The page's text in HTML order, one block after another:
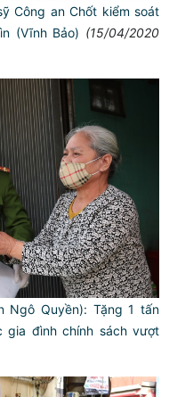
Công an Chốt kiểm soát
(Vĩnh Bảo) (15/04/2020
Ngô Quyền): Tặng 1 tấn
đình chính sách vượt